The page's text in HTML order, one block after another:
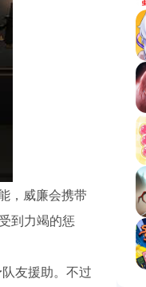
，威廉会携带
到力竭的惩
友援助。不过